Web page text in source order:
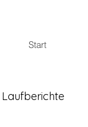
Start
Laufberichte